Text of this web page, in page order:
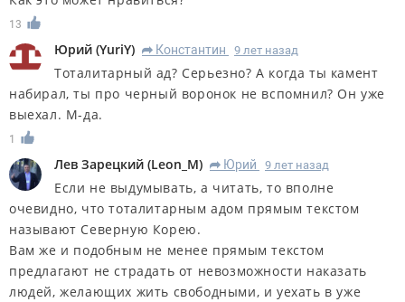
13
Юрий (YuriY) R Константин 9 лет назад
Тоталитарный ад? Серьезно? А когда ты камент
набирал, ты про черный воронок не вспомнил? Он уже
выехал. М-да.
1
Лев Зарецкий (Leon_M) R Юрий 9 лет назад
Если не выдумывать, а читать, то вполне
очевидно, что тоталитарным адом прямым текстом
называют Северную Корею.
Вам же и подобным не менее прямым текстом
предлагают не страдать от невозможности наказать
людей, желающих жить свободными, и уехать в уже